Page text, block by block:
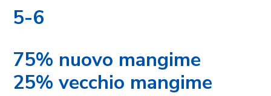
5-6
75% nuovo mangime
25% vecchio mangime